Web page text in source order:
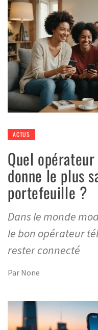
ACTUS
Quel
donne le plus
portefeuille ?
Dans le monde
le bon opérateur
rester connecté
Par None